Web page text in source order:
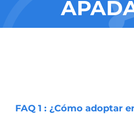
FAQ 1 : ¿Cómo adoptar